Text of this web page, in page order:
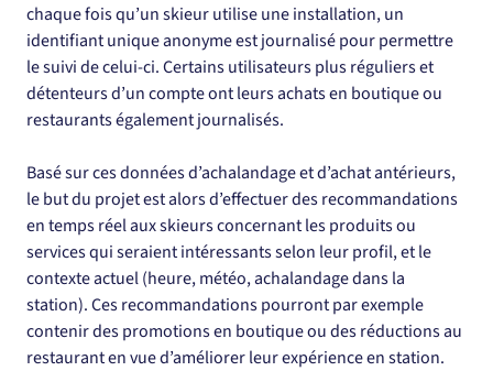
chaque fois qu’un skieur utilise une installation, un
identifiant unique anonyme est journalisé pour permettre
le suivi de celui-ci. Certains utilisateurs plus réguliers et
détenteurs d’un compte ont leurs achats en boutique ou
restaurants également journalisés.
Basé sur ces données d’achalandage et d’achat antérieurs,
le but du projet est alors d’effectuer des recommandations
en temps réel aux skieurs concernant les produits ou
services qui seraient intéressants selon leur profil, et le
contexte actuel (heure, météo, achalandage dans la
station). Ces recommandations pourront par exemple
contenir des promotions en boutique ou des réductions au
restaurant en vue d’améliorer leur expérience en station.